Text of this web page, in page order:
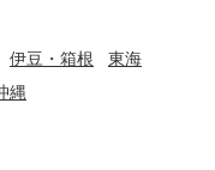
伊豆・箱根
東海
縄